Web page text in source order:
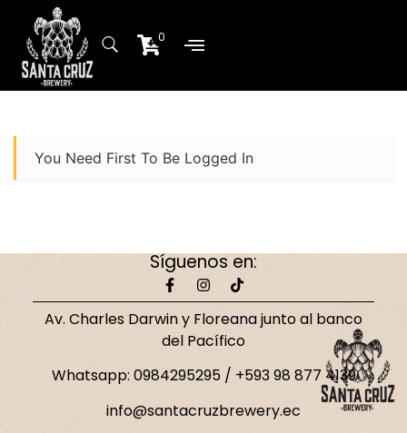
0
You Need First To Be Logged In
Síguenos en:
Av. Charles Darwin y Floreana junto al banco
del Pacífico
Whatsapp: 0984295295 / +593 98 877 4139
info@santacruzbrewery.ec